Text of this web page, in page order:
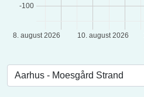
8. august 2026 10. august 2026
-100